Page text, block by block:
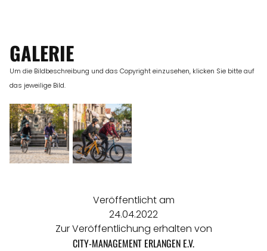
GALERIE
Um die Bildbeschreibung und das Copyright einzusehen, klicken Sie bitte auf
das jeweilige Bild.
Veröffentlicht am
24.04.2022
Zur Veröffentlichung erhalten von
CITY-MANAGEMENT ERLANGEN E.V.